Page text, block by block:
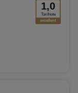
1,0
Tarifnote
excellent